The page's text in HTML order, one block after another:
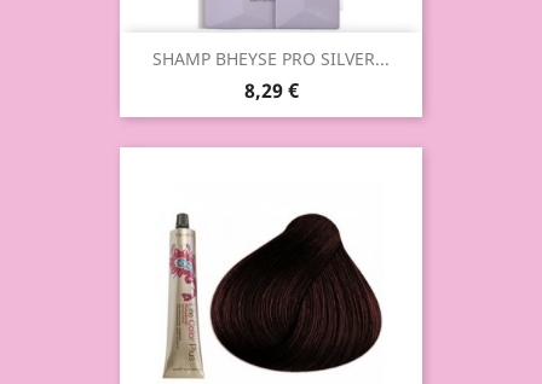
SHAMP BHEYSE PRO SILVER...
8,29 €